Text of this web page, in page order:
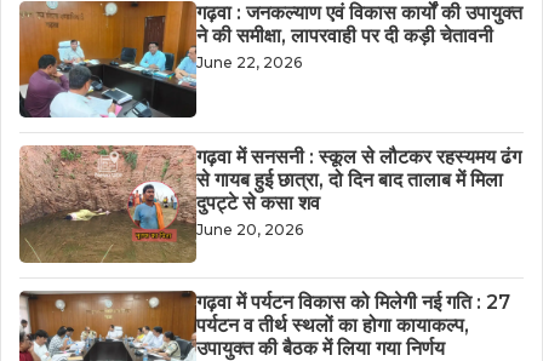
गढ़वा : जनकल्याण एवं विकास कार्यों की उपायुक्त
ने की समीक्षा, लापरवाही पर दी कड़ी चेतावनी
June 22, 2026
गढ़वा में सनसनी : स्कूल से लौटकर रहस्यमय ढंग
से गायब हुई छात्रा, दो दिन बाद तालाब में मिला
दुपट्टे से कसा शव
June 20, 2026
गढ़वा में पर्यटन विकास को मिलेगी नई गति : 27
पर्यटन व तीर्थ स्थलों का होगा कायाकल्प,
उपायुक्त की बैठक में लिया गया निर्णय